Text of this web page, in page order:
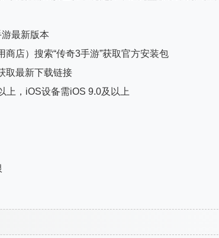
最新版本
店）搜索“传奇3手游”获取官方安装包
取最新下载链接
上，iOS设备需iOS 9.0及以上